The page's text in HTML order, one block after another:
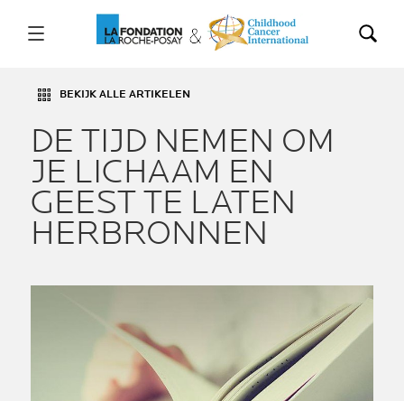
BEKIJK ALLE ARTIKELEN
DE TIJD NEMEN OM
JE LICHAAM EN
GEEST TE LATEN
HERBRONNEN